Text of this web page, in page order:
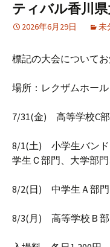
ティバル香川
2026年6月29日 未
標記の大会についてお
場所：レクザムホー
7/31(金) 高等学校C
8/1(土) 小学生バンド
学生Ｃ部門、大学部
8/2(日) 中学生Ａ部門
8/3(月) 高等学校Ｂ